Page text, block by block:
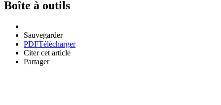
Boîte à outils
Sauvegarder
PDFTélécharger
Citer cet article
Partager